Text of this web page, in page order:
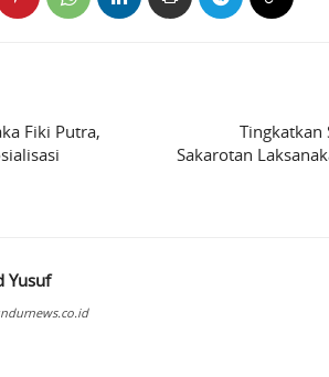
Fiki Putra,
Tingkatkan
Sakarotan
Yusuf